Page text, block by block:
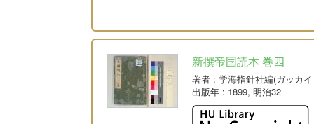
新撰帝国読本 巻四
著者 : 学海指針社編(ガッカ
出版年 : 1899, 明治32